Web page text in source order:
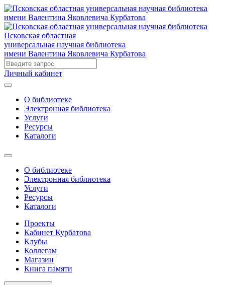
Псковская областная
универсальная научная библиотека
имени Валентина Яковлевича Курбатова
Личный кабинет
О библиотеке
Электронная библиотека
Услуги
Ресурсы
Каталоги
О библиотеке
Электронная библиотека
Услуги
Ресурсы
Каталоги
Проекты
Кабинет Курбатова
Клубы
Коллегам
Магазин
Книга памяти